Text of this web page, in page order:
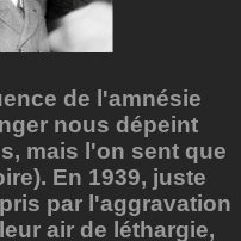
de l'amnésie
nous dépeint
mais l'on sent que
En 1939, juste
par l'aggravation
air de léthargie,